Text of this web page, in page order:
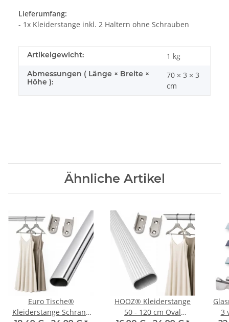
Lieferumfang:
- 1x Kleiderstange inkl. 2 Haltern ohne Schrauben
Artikelgewicht: 1 kg
Abmessungen ( Länge × Breite ×
Höhe ):
70 × 3 × 3
cm
Ähnliche Artikel
Euro Tische®
Kleiderstange Schrank
HOOZ® Kleiderstange
50 - 120 cm Oval
3